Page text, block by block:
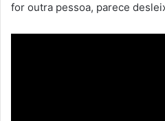
for outra pessoa, parece